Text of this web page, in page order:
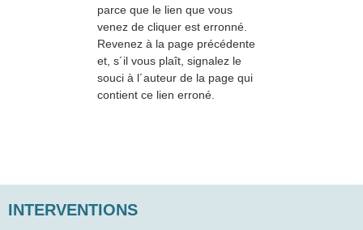
parce que le lien que vous
venez de cliquer est erronné.
Revenez à la page précédente
et, s´il vous plaît, signalez le
souci à l´auteur de la page qui
contient ce lien erroné.
INTERVENTIONS